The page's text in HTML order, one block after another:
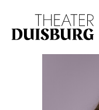
Zur Hauptnavigation
Zum Footer springen